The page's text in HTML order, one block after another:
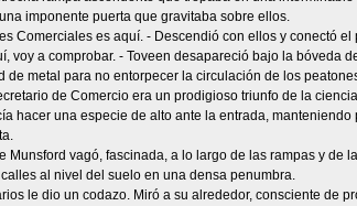
imponente puerta que gravitaba sobre ellos.
Comerciales es aquí. - Descendió con ellos y conectó
voy a comprobar. - Toveen desapareció bajo la bóveda
de metal para no entorpecer la circulación de los
de Comercio era un prodigioso triunfo de la
hacer una especie de alto ante la entrada,
Munsford vagó, fascinada, a lo largo de las rampas y de
al nivel del suelo en una densa penumbra.
le dio un codazo. Miró a su alrededor, consciente de